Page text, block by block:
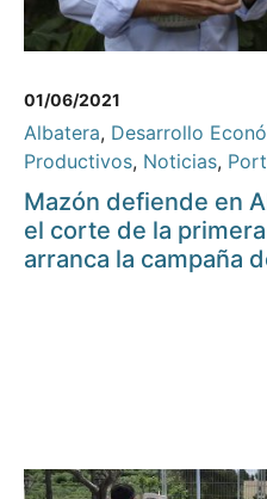
01/06/2021
Albatera, Desarrollo
Productivos, Noticias,
Mazón defiende en
el corte de la
arranca la campaña